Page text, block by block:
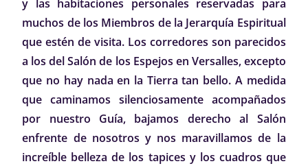
y las habitaciones personales reservadas para
muchos de los Miembros de la Jerarquía Espiritual
que estén de visita. Los corredores son parecidos
a los del Salón de los Espejos en Versalles, excepto
que no hay nada en la Tierra tan bello. A medida
que caminamos silenciosamente acompañados
por nuestro Guía, bajamos derecho al Salón
enfrente de nosotros y nos maravillamos de la
increíble belleza de los tapices y los cuadros que